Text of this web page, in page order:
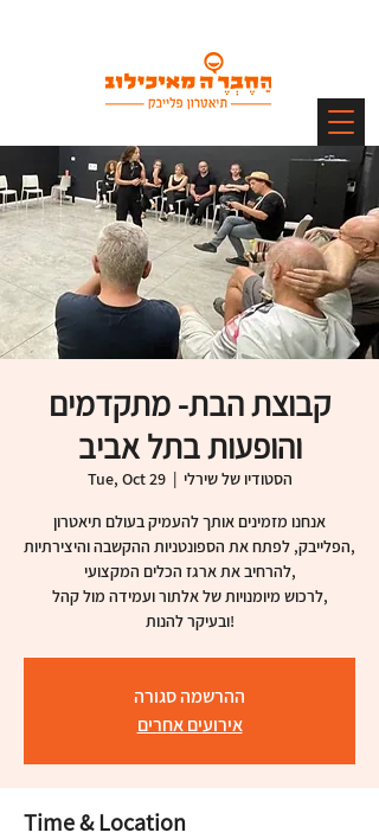
קבוצת הבת- מתקדמים
והופעות בתל אביב
Tue, Oct 29
  |
הסטודיו של שירלי
אנחנו מזמינים אותך להעמיק בעולם תיאטרון
הפלייבק, לפתח את הספונטניות ההקשבה והיצירתיות,
להרחיב את ארגז הכלים המקצועי,
לרכוש מיומנויות של אלתור ועמידה מול קהל,
ובעיקר להנות!
ההרשמה סגורה
אירועים אחרים
Time & Location